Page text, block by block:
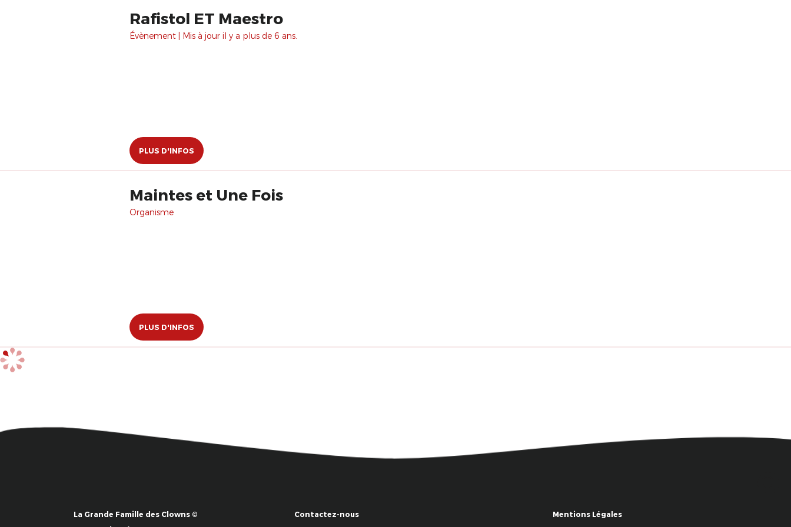
Rafistol ET Maestro
Évènement | Mis à jour il y a plus de 6 ans.
PLUS D'INFOS
Maintes et Une Fois
Organisme
PLUS D'INFOS
La Grande Famille des Clowns ©
Contactez-nous Mentions Légales